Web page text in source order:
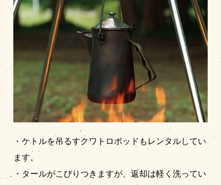
・ケトルを吊るすクワトロポッドもレンタルしてい
ます。
・タールがこびりつきますが、返却は軽く洗ってい